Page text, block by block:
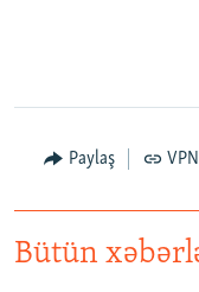
Paylaş
Bütün